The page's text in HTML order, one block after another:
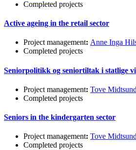
Completed projects
Active ageing in the retail sector
Project management: Anne Inga
Completed projects
Seniorpolitikk og seniortiltak i statlige
Project management: Tove
Completed projects
Seniors in the kindergarten sector
Project management: Tove
Completed projects